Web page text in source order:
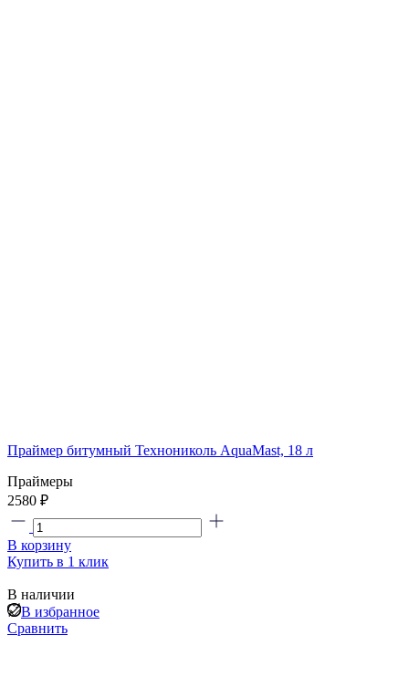
Праймер битумный Технониколь AquaMast, 18 л
Праймеры
2580 ₽
В корзину
Купить в 1 клик
В наличии
В избранное
Сравнить